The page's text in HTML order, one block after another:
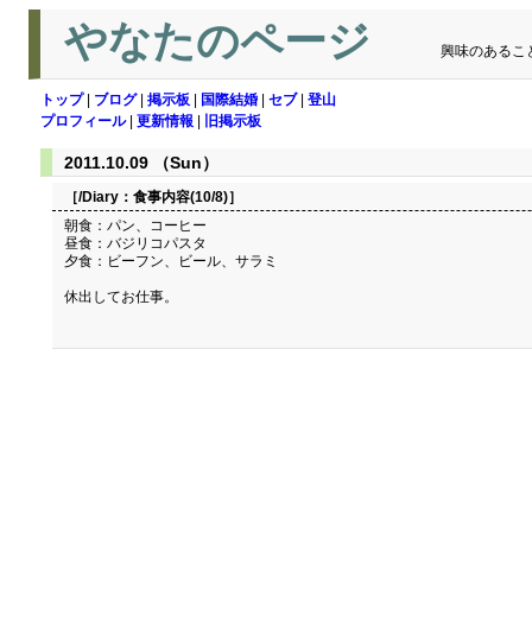
やなたのページ 興味のあるこ
トップ| ブログ| 掲示板 国際結婚 セブ| 登山
プロフィール| 更新情報 旧掲示板
2011.10.09 （Sun）
［/Diary： 食事内容(10/8)］
朝食：パン、コーヒー
昼食：バジリコパスタ
夕食：ビーフン、ビール、サラミ
休出してお仕事。